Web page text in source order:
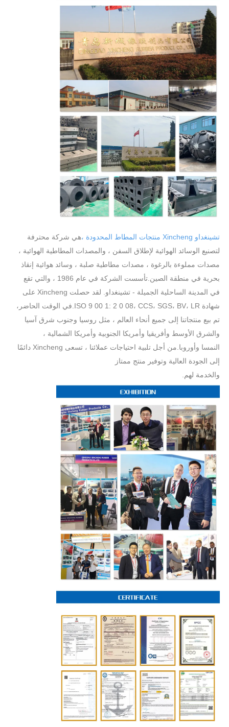
تشينغداو Xincheng منتجات المطاط المحدودة ،
هي شركة محترفة
لتصنيع الوسائد الهوائية لإطلاق السفن ، والمصدات المطاطية الهوائية ،
مصدات مملوءة بالرغوة ، مصدات مطاطية صلبة ، وسائد هوائية إنقاذ
بحرية في منطقة الصين.تأسست الشركة في عام 1986 ، والتي تقع
في المدينة الساحلية الجميلة - تشينغداو.
لقد حصلت Xincheng على
شهادة ISO 9 00 1: 2 0 08، CCS، SGS، BV ، LR.
في الوقت الحاضر،
تم بيع منتجاتنا إلى جميع أنحاء العالم ، مثل روسيا وجنوب شرق آسيا
والشرق الأوسط وأفريقيا وأمريكا الجنوبية وأمريكا الشمالية ،
النمسا وأوروبا.من أجل تلبية احتياجات عملائنا ، تسعى Xincheng دائمًا
إلى الجودة العالية وتوفير منتج ممتاز
والخدمة لهم.